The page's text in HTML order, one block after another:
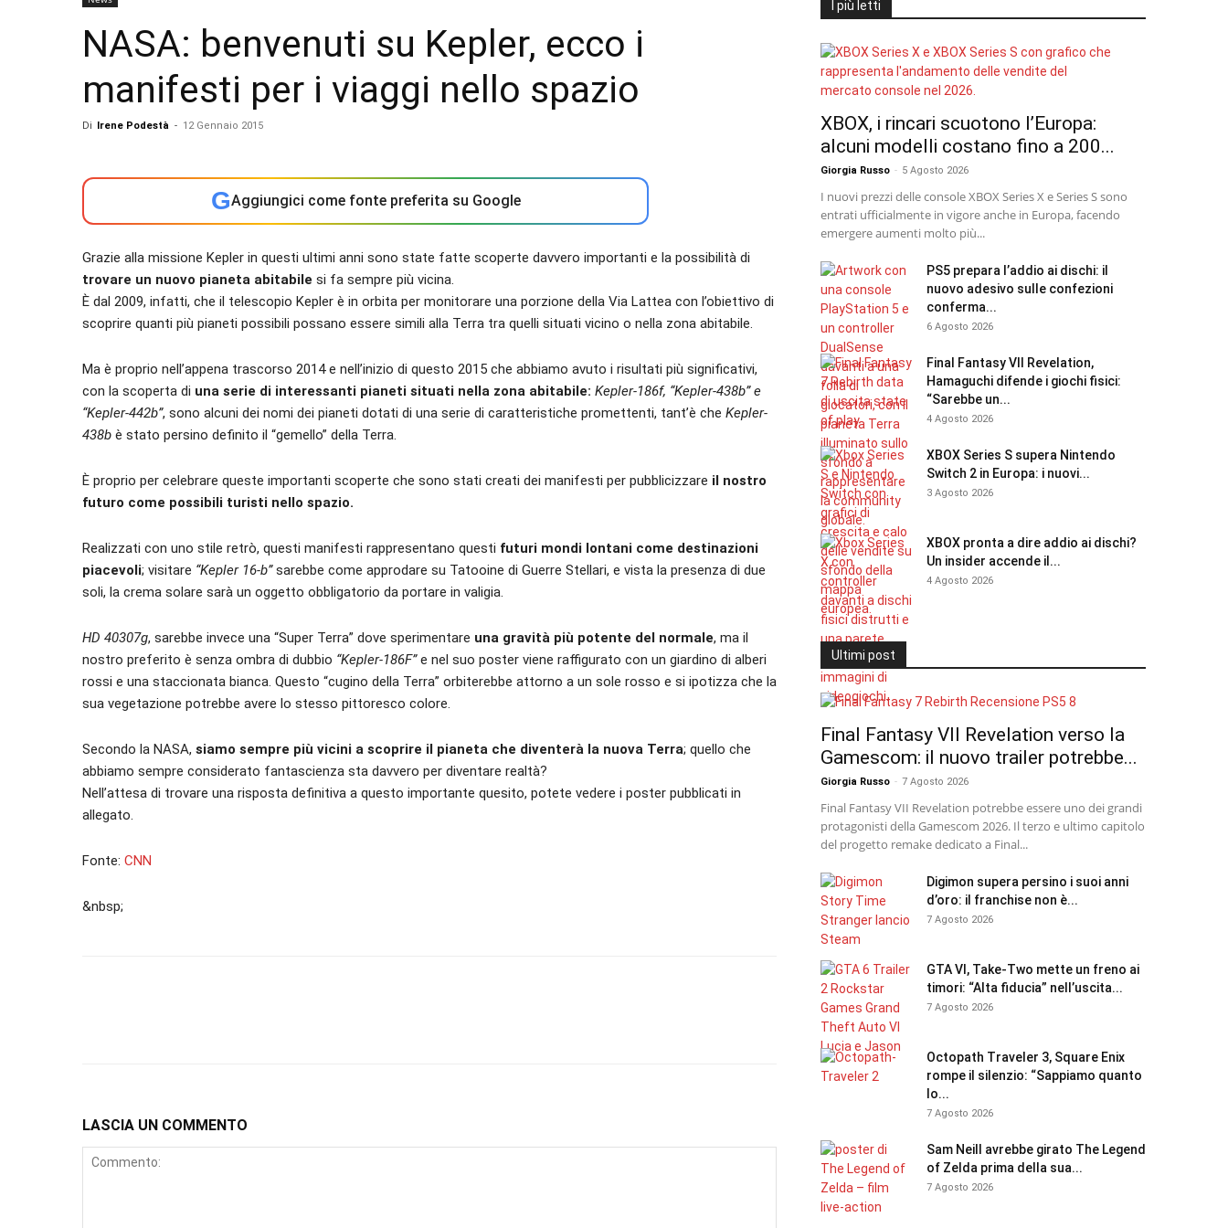
NASA: benvenuti su Kepler, ecco i
manifesti per i viaggi nello spazio
Di Irene Podestà - 12 Gennaio 2015
GAggiungici come fonte preferita su Google
Grazie alla missione Kepler in questi ultimi anni sono state fatte scoperte davvero importanti e la possibilità di
trovare un nuovo pianeta abitabile si fa sempre più vicina.
È dal 2009, infatti, che il telescopio Kepler è in orbita per monitorare una porzione della Via Lattea con l’obiettivo di
scoprire quanti più pianeti possibili possano essere simili alla Terra tra quelli situati vicino o nella zona abitabile.
Ma è proprio nell’appena trascorso 2014 e nell’inizio di questo 2015 che abbiamo avuto i risultati più significativi,
con la scoperta di una serie di interessanti pianeti situati nella zona abitabile: Kepler-186f, “Kepler-438b” e
“Kepler-442b”, sono alcuni dei nomi dei pianeti dotati di una serie di caratteristiche promettenti, tant’è che Kepler-
438b è stato persino definito il “gemello” della Terra.
È proprio per celebrare queste importanti scoperte che sono stati creati dei manifesti per pubblicizzare il nostro
futuro come possibili turisti nello spazio.
Realizzati con uno stile retrò, questi manifesti rappresentano questi futuri mondi lontani come destinazioni
piacevoli; visitare “Kepler 16-b”sarebbe come approdare su Tatooine di Guerre Stellari, e vista la presenza di due
soli, la crema solare sarà un oggetto obbligatorio da portare in valigia.
HD 40307g, sarebbe invece una “Super Terra” dove sperimentare una gravità più potente del normale, ma il
nostro preferito è senza ombra di dubbio “Kepler-186F”e nel suo poster viene raffigurato con un giardino di alberi
rossi e una staccionata bianca. Questo “cugino della Terra” orbiterebbe attorno a un sole rosso e si ipotizza che la
sua vegetazione potrebbe avere lo stesso pittoresco colore.
Secondo la NASA, siamo sempre più vicini a scoprire il pianeta che diventerà la nuova Terra; quello che
abbiamo sempre considerato fantascienza sta davvero per diventare realtà?
Nell’attesa di trovare una risposta definitiva a questo importante quesito, potete vedere i poster pubblicati in
allegato.
Fonte: CNN
&nbsp;
LASCIA UN COMMENTO
I più letti
XBOX, i rincari scuotono l’Europa:
alcuni modelli costano fino a 200...
Giorgia Russo - 5 Agosto 2026
I nuovi prezzi delle console XBOX Series X e Series S sono
entrati ufficialmente in vigore anche in Europa, facendo
emergere aumenti molto più...
PS5 prepara l’addio ai dischi: il
nuovo adesivo sulle confezioni
conferma...
6 Agosto 2026
Final Fantasy VII Revelation,
Hamaguchi difende i giochi fisici:
“Sarebbe un...
4 Agosto 2026
XBOX Series S supera Nintendo
Switch 2 in Europa: i nuovi...
3 Agosto 2026
XBOX pronta a dire addio ai dischi?
Un insider accende il...
4 Agosto 2026
Ultimi post
Final Fantasy VII Revelation verso la
Gamescom: il nuovo trailer potrebbe...
Giorgia Russo - 7 Agosto 2026
Final Fantasy VII Revelation potrebbe essere uno dei grandi
protagonisti della Gamescom 2026. Il terzo e ultimo capitolo
del progetto remake dedicato a Final...
Digimon supera persino i suoi anni
d’oro: il franchise non è...
7 Agosto 2026
GTA VI, Take-Two mette un freno ai
timori: “Alta fiducia” nell’uscita...
7 Agosto 2026
Octopath Traveler 3, Square Enix
rompe il silenzio: “Sappiamo quanto
lo...
7 Agosto 2026
Sam Neill avrebbe girato The Legend
of Zelda prima della sua...
7 Agosto 2026